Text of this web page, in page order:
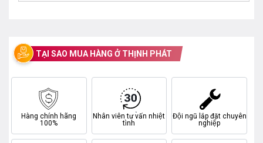
TẠI SAO MUA HÀNG Ở THỊNH PHÁT
Hàng chính hãng
100%
Nhân viên tư vấn nhiệt
tình
Đội ngũ lắp đặt chuyên
nghiệp